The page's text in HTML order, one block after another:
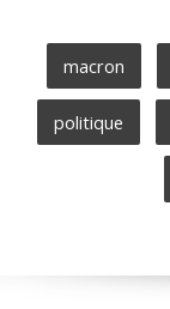
macron
politique